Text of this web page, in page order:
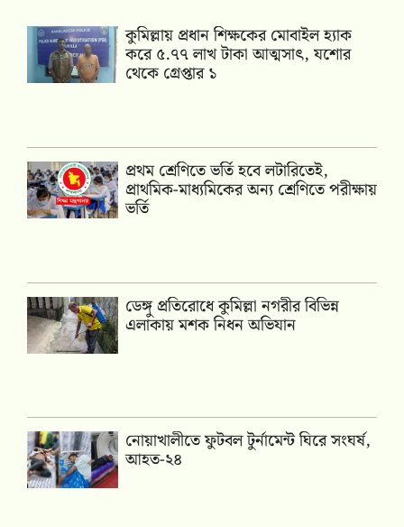
কুমিল্লায় প্রধান শিক্ষকের মোবাইল হ্যাক
করে ৫.৭৭ লাখ টাকা আত্মসাৎ, যশোর
থেকে গ্রেপ্তার ১
প্রথম শ্রেণিতে ভর্তি হবে লটারিতেই,
প্রাথমিক-মাধ্যমিকের অন্য শ্রেণিতে পরীক্ষায়
ভর্তি
ডেঙ্গু প্রতিরোধে কুমিল্লা নগরীর বিভিন্ন
এলাকায় মশক নিধন অভিযান
নোয়াখালীতে ফুটবল টুর্নামেন্ট ঘিরে সংঘর্ষ,
আহত-২৪